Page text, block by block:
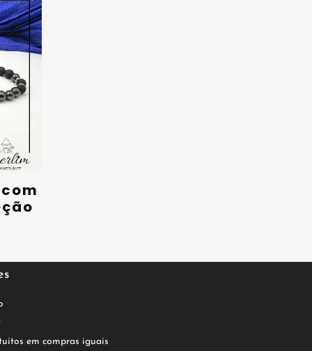
em compras iguais